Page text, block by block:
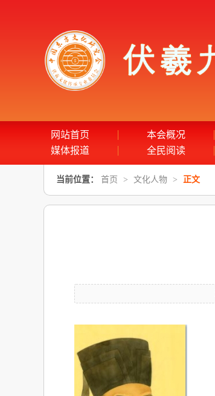
网站首页 本会概况
媒体报道
全民阅读
当前位置： 首页 > 文化人物 > 正文